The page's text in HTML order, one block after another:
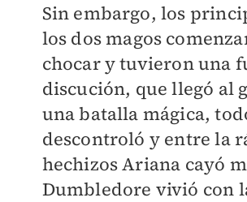
Sin embargo, los
los dos magos
chocar y tuvieron una
discución, que llegó al
una batalla mágica,
descontroló y entre la
hechizos Ariana cayó
Dumbledore vivió con